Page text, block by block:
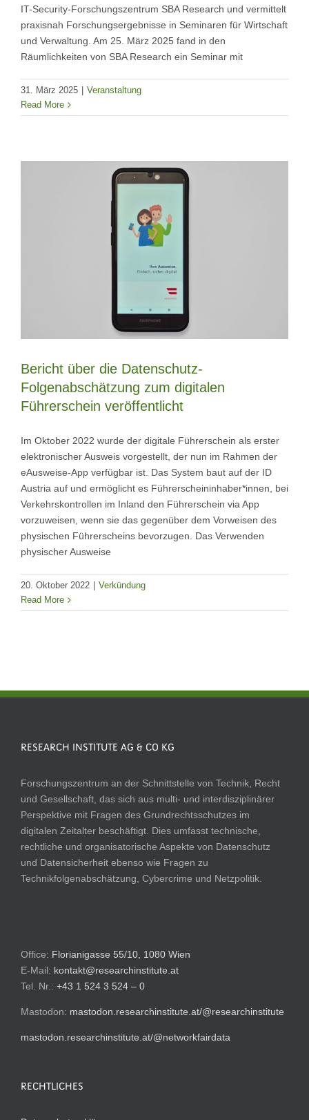
IT-Security-Forschungszentrum SBA Research und vermittelt
praxisnah Forschungsergebnisse in Seminaren für Wirtschaft
und Verwaltung. Am 25. März 2025 fand in den
Räumlichkeiten von SBA Research ein Seminar mit
31. März 2025
Veranstaltung
Read More
Bericht über die Datenschutz-
Folgenabschätzung zum digitalen
Führerschein veröffentlicht
Im Oktober 2022 wurde der digitale Führerschein als erster
elektronischer Ausweis vorgestellt, der nun im Rahmen der
eAusweise-App verfügbar ist. Das System baut auf der ID
Austria auf und ermöglicht es Führerscheininhaber*innen, bei
Verkehrskontrollen im Inland den Führerschein via App
vorzuweisen, wenn sie das gegenüber dem Vorweisen des
physischen Führerscheins bevorzugen. Das Verwenden
physischer Ausweise
20. Oktober 2022
Verkündung
Read More
RESEARCH INSTITUTE AG & CO KG
Forschungszentrum an der Schnittstelle von Technik, Recht
und Gesellschaft, das sich aus multi- und interdisziplinärer
Perspektive mit Fragen des Grundrechtsschutzes im
digitalen Zeitalter beschäftigt. Dies umfasst technische,
rechtliche und organisatorische Aspekte von Datenschutz
und Datensicherheit ebenso wie Fragen zu
Technikfolgenabschätzung, Cybercrime und Netzpolitik.
Office: Florianigasse 55/10, 1080 Wien
E-Mail: kontakt@researchinstitute.at
Tel. Nr.: +43 1 524 3 524 – 0
Mastodon: mastodon.researchinstitute.at/@researchinstitute
mastodon.researchinstitute.at/@networkfairdata
RECHTLICHES